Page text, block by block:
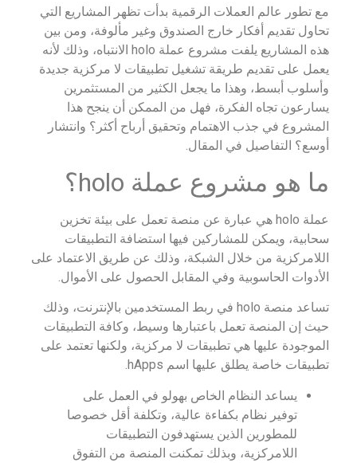
مع تطور عالم العملات الرقمية بدأت تظهر المشاريع التي
تحاول تقديم أفكار خارج الصندوق وغير مألوفة، ومن بين
هذه المشاريع يلفت مشروع عملة holo الانتباه، وذلك لأنه
يعمل على تقديم طريقة تشغيل تطبيقات لا مركزية جديدة
وأسلوب أبسط، وهذا ما يجعل الكثير من المستثمرين
يسارعون تجاه الفكرة، فهل من الممكن أن ينجح هذا
المشروع في جذب الاهتمام وتحقيق أرباح أكثر؟ وانتشار
أوسع؟ التفاصيل في المقال.
ما هو مشروع عملة holo؟
عملة holo هي عبارة عن منصة تعمل على بيئة تخزين
سحابية، ويمكن للمشاركين فيها استضافة التطبيقات
اللامركزية من خلال الشبكة، وذلك عن طريق الاعتماد على
الأدوات الحاسوبية وفي المقابل الحصول على الأموال.
تساعد منصة holo في ربط المستخدمين بالإنترنت، وذلك
حيث إن المنصة تعمل باعتبارها وسيط، وكافة التطبيقات
الموجودة عليها هي تطبيقات لا مركزية، ولكنها تعتمد على
تطبيقات خاصة يطلق عليها اسم hApps.
يساعد النظام الخاص بهولو في العمل على
توفير نظام بكفاءة عالية، وتكلفة أقل خصوصا
للمطورين الذين يستهدفون التطبيقات
اللامركزية، وبذلك تمكنت المنصة من التفوق